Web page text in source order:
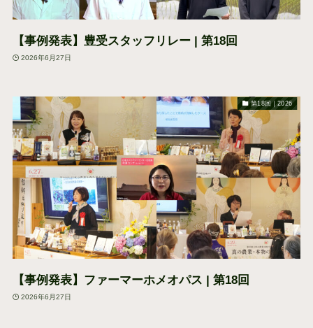
【事例発表】豊受スタッフリレー | 第18回
2026年6月27日
第18回｜2026
【事例発表】ファーマーホメオパス | 第18回
2026年6月27日